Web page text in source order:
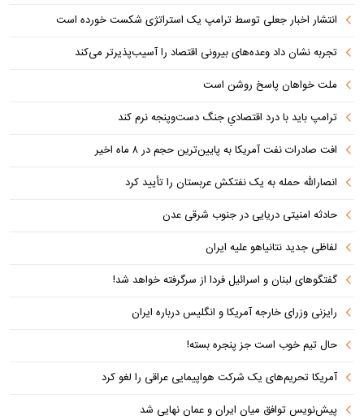
انتشار اخبار جعلی توسط ترامپ یک استراتژی شکست خورده است
تجربه نشان داد وعده‌های بیرونی اقتصاد را آسیب‌پذیرتر می‌کند
ملت خواهان پاسخ روشن است
ترامپ باید با درد اقتصادیِ جنگ دست‌و‌پنجه نرم کند
افت صادرات نفت آمریکا به پایین‌ترین حجم در ۸ ماه اخیر
انصارالله حمله به یک نفتکش عربستان را تأیید کرد
حادثه امنیتی دریایی در جنوب شرقی عدن
لفاظی جدید نتانیاهو علیه ایران
گفتگوهای لبنان و اسرائیل فردا از سرگرفته خواهد شد!
رایزنی وزرای خارجه آمریکا و انگلیس درباره ایران
حال تیم خوب است جز پنجره بسته!
آمریکا تحریم‌های یک شرکت هواپیمایی عراقی را لغو کرد
پیش‌نویس توافق میان ایران و عمان نهایی شد